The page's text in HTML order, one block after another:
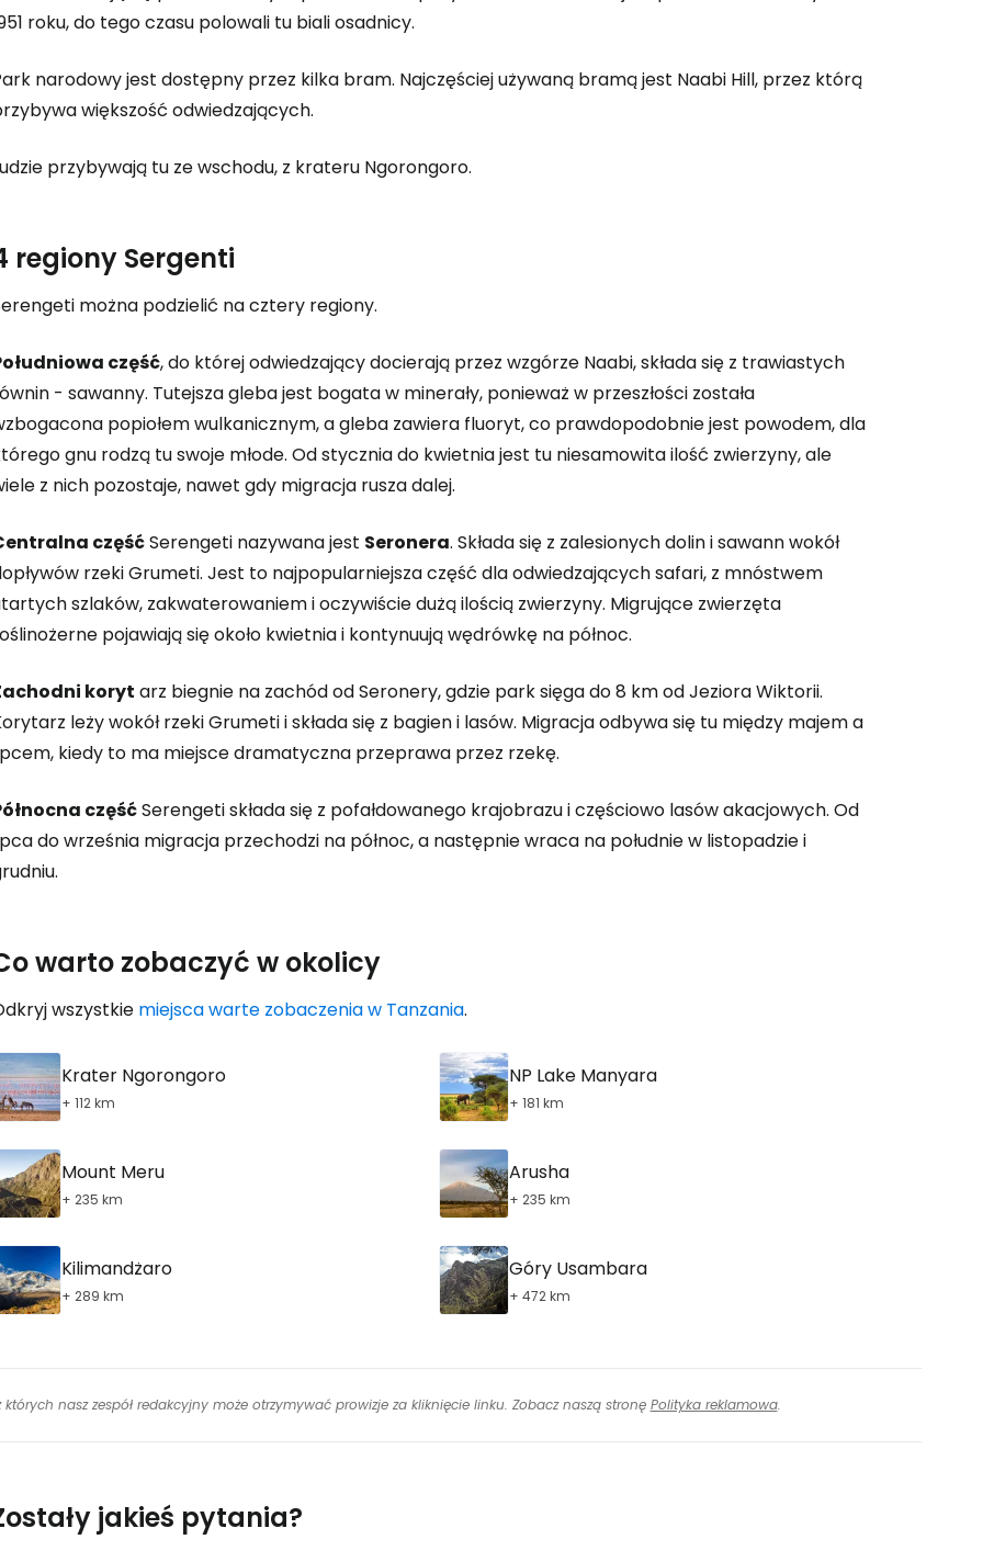
roku, do tego czasu polowali tu biali osadnicy.
narodowy jest dostępny przez kilka bram. Najczęściej używaną bramą jest Naabi Hill, przez którą
większość odwiedzających.
przybywają tu ze wschodu, z krateru Ngorongoro.
regiony Sergenti
można podzielić na cztery regiony.
część, do której odwiedzający docierają przez wzgórze Naabi, składa się z trawiastych
- sawanny. Tutejsza gleba jest bogata w minerały, ponieważ w przeszłości została
popiołem wulkanicznym, a gleba zawiera fluoryt, co prawdopodobnie jest powodem, dla
gnu rodzą tu swoje młode. Od stycznia do kwietnia jest tu niesamowita ilość zwierzyny, ale
z nich pozostaje, nawet gdy migracja rusza dalej.
częśćSerengeti nazywana jest Seronera. Składa się z zalesionych dolin i sawann wokół
rzeki Grumeti. Jest to najpopularniejsza część dla odwiedzających safari, z mnóstwem
szlaków, zakwaterowaniem i oczywiście dużą ilością zwierzyny. Migrujące zwierzęta
pojawiają się około kwietnia i kontynuują wędrówkę na północ.
koryt arz biegnie na zachód od Seronery, gdzie park sięga do 8 km od Jeziora Wiktorii.
leży wokół rzeki Grumeti i składa się z bagien i lasów. Migracja odbywa się tu między majem a
kiedy to ma miejsce dramatyczna przeprawa przez rzekę.
częśćSerengeti składa się z pofałdowanego krajobrazu i częściowo lasów akacjowych. Od
do września migracja przechodzi na północ, a następnie wraca na południe w listopadzie i
warto zobaczyć w okolicy
wszystkie miejsca warte zobaczenia w Tanzania.
Krater Ngorongoro
+ 112 km
NP Lake Manyara
+ 181 km
Mount Meru
+ 235 km
Arusha
+ 235 km
Kilimandżaro
+ 289 km
Góry Usambara
+ 472 km
których nasz zespół redakcyjny może otrzymywać prowizje za kliknięcie linku. Zobacz naszą stronę Polityka reklamowa.
jakieś pytania?
Zaloguj się do Cestee
... światowej społeczności podróżniczej
Kontynuuj z Google
Kontynuuj z Facebookiem
Kontynuuj z e-mailem